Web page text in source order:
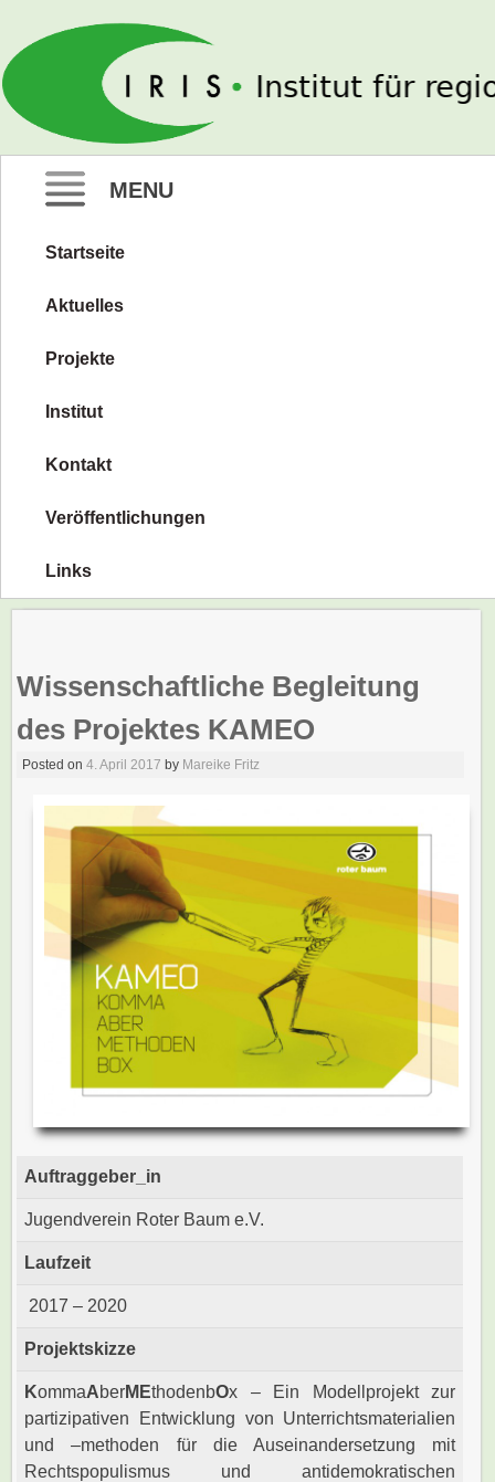
IRIS e. V.
MENU
Zum
springen
Startseite
Aktuelles
Projekte
Institut
Kontakt
Veröffentlichungen
Links
Wissenschaftliche Begleitung
des Projektes KAMEO
Posted on4. April 2017 by Mareike Fritz
Auftraggeber_in
Jugendverein Roter Baum e.V.
Laufzeit
2017 – 2020
Projektskizze
KommaAberMEthodenbOx – Ein Modellprojekt zur
partizipativen Entwicklung von Unterrichtsmaterialien
und –methoden für die Auseinandersetzung mit
Rechtspopulismus und antidemokratischen